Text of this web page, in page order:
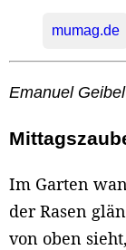
mumag.de
Emanuel Geibel
Im Garten
der Rasen
von oben